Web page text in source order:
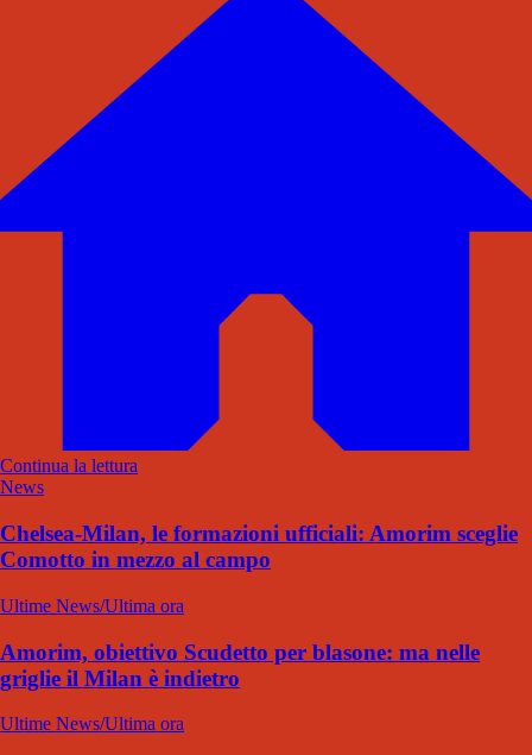
Continua la lettura
News
Chelsea-Milan, le formazioni ufficiali: Amorim sceglie
Comotto in mezzo al campo
Ultime News/Ultima ora
Amorim, obiettivo Scudetto per blasone: ma nelle
griglie il Milan è indietro
Ultime News/Ultima ora